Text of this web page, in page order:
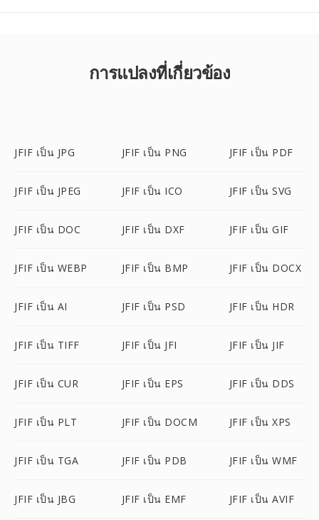
การแปลงที่เกี่ยวข้อง
JFIF เป็น JPG JFIF เป็น PNG JFIF เป็น PDF
JFIF เป็น JPEG JFIF เป็น ICO JFIF เป็น SVG
JFIF เป็น DOC JFIF เป็น DXF JFIF เป็น GIF
JFIF เป็น WEBP JFIF เป็น BMP JFIF เป็น DOCX
JFIF เป็น AI JFIF เป็น PSD JFIF เป็น HDR
JFIF เป็น TIFF JFIF เป็น JFI JFIF เป็น JIF
JFIF เป็น CUR JFIF เป็น EPS JFIF เป็น DDS
JFIF เป็น PLT JFIF เป็น DOCM JFIF เป็น XPS
JFIF เป็น TGA JFIF เป็น PDB JFIF เป็น WMF
JFIF เป็น JBG JFIF เป็น EMF JFIF เป็น AVIF